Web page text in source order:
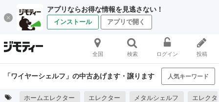
アプリならお得な情報を見逃さない！
インストール アプリで開く
全国 検索 ログイン 投稿
「ワイヤーシェルフ」の中古あげます・譲ります 人気キーワード
ホームエレクター エレクター メタルシェルフ エレク